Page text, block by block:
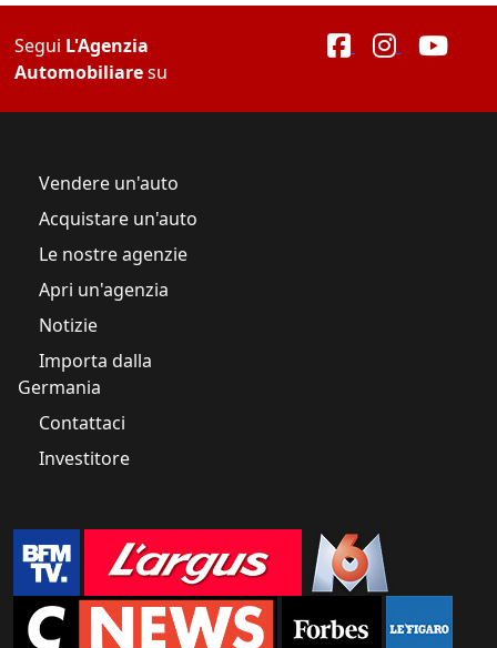
Segui L'Agenzia
Automobiliaresu
Vendere un'auto
Acquistare un'auto
Le nostre agenzie
Apri un'agenzia
Notizie
Importa dalla
Germania
Contattaci
Investitore